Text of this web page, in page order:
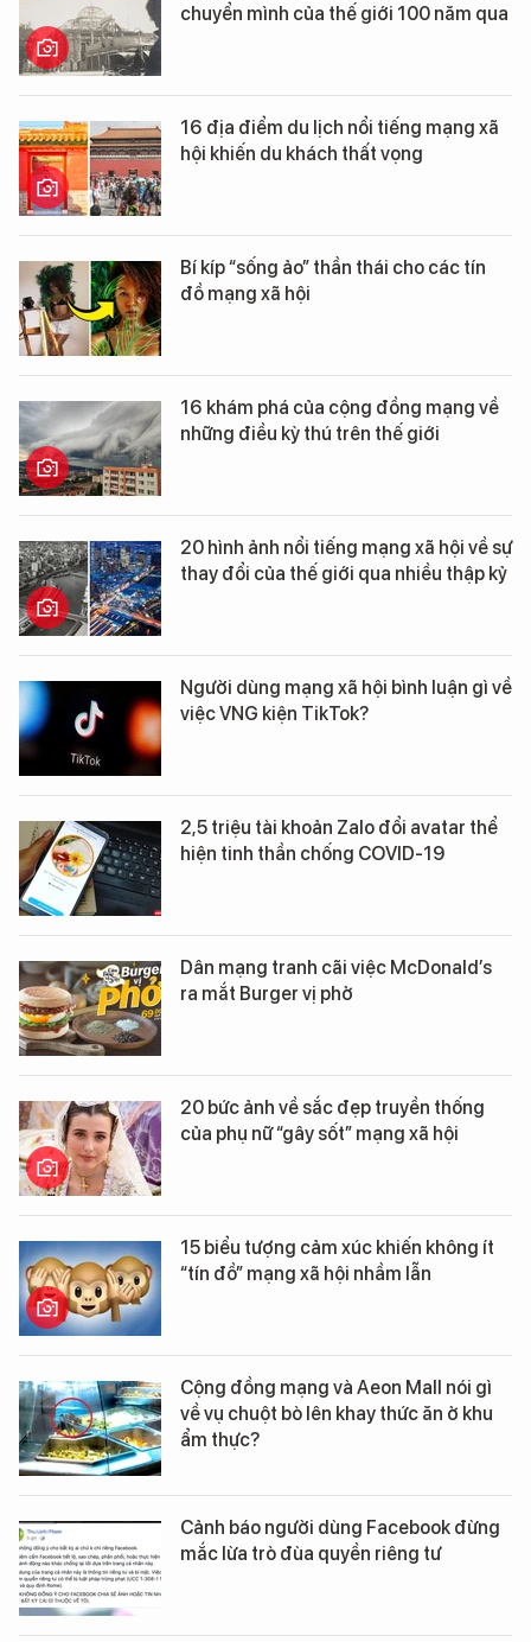
chuyển mình của thế giới 100 năm qua
16 địa điểm du lịch nổi tiếng mạng xã
hội khiến du khách thất vọng
Bí kíp “sống ảo” thần thái cho các tín
đồ mạng xã hội
16 khám phá của cộng đồng mạng về
những điều kỳ thú trên thế giới
20 hình ảnh nổi tiếng mạng xã hội về sự
thay đổi của thế giới qua nhiều thập kỷ
Người dùng mạng xã hội bình luận gì về
việc VNG kiện TikTok?
2,5 triệu tài khoản Zalo đổi avatar thể
hiện tinh thần chống COVID-19
Dân mạng tranh cãi việc McDonald’s
ra mắt Burger vị phở
20 bức ảnh về sắc đẹp truyền thống
của phụ nữ “gây sốt” mạng xã hội
15 biểu tượng cảm xúc khiến không ít
“tín đồ” mạng xã hội nhầm lẫn
Cộng đồng mạng và Aeon Mall nói gì
về vụ chuột bò lên khay thức ăn ở khu
ẩm thực?
Cảnh báo người dùng Facebook đừng
mắc lừa trò đùa quyền riêng tư